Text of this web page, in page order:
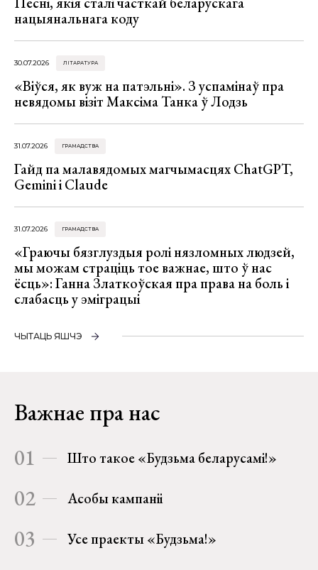
нацыянальнага коду
30.07.2026 ЛІТАРАТУРА
«Віўся, як вуж на патэльні». З успамінаў пра
невядомы візіт Максіма Танка ў Лодзь
31.07.2026 ГРАМАДСТВА
Гайд па малавядомых магчымасцях ChatGPT,
Gemini і Claude
31.07.2026 ГРАМАДСТВА
«Граючы бязглуздыя ролі нязломных людзей,
мы можам страціць тое важнае, што ў нас
ёсць»: Ганна Златкоўская пра права на боль і
слабасць у эміграцыі
ЧЫТАЦЬ ЯШЧЭ
Важнае пра нас
01 Што такое «Будзьма беларусамі!»
02 Асобы кампаніі
03 Усе праекты «Будзьма!»